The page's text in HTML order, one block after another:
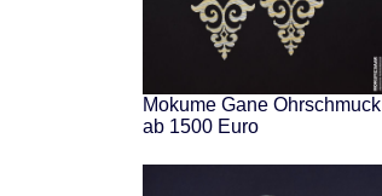
Mokume Gane Ohrschmuck
ab 1500 Euro